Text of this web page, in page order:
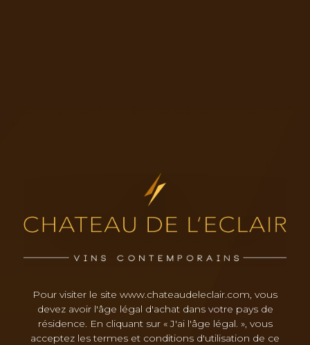
Pour visiter le site www.chateaudeleclair.com, vous
devez avoir l'âge légal d'achat dans votre pays de
résidence. En cliquant sur « J'ai l'âge légal. », vous
acceptez les termes et conditions d'utilisation de ce